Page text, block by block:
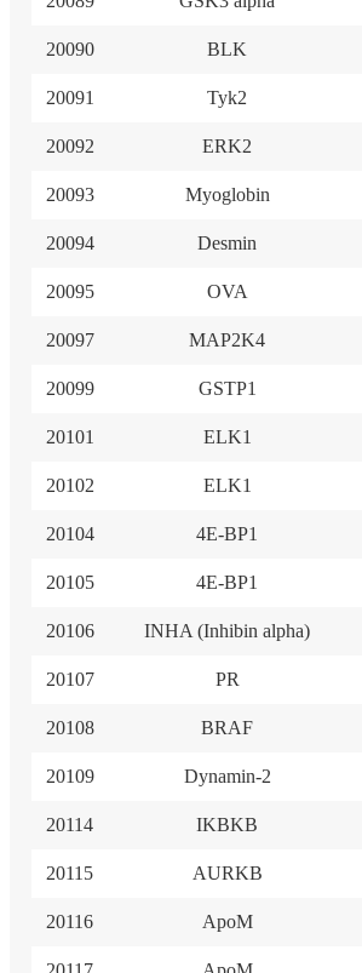
20090 BLK
20091 Tyk2
20092 ERK2
20093 Myoglobin
20094 Desmin
20095 OVA
20097 MAP2K4
20099 GSTP1
20101 ELK1
20102 ELK1
20104 4E-BP1
20105 4E-BP1
20106 INHA (Inhibin alpha)
20107 PR
20108 BRAF
20109 Dynamin-2
20114 IKBKB
20115 AURKB
20116 ApoM